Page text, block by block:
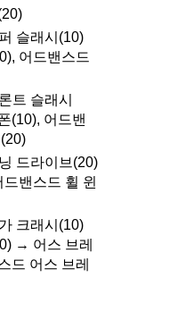
슬래시(10)
어드밴스드
트 슬래시
(10), 어드밴
드라이브(20)
밴스드 휠 윈
크래시(10)
→ 어스 브레
드 어스 브레